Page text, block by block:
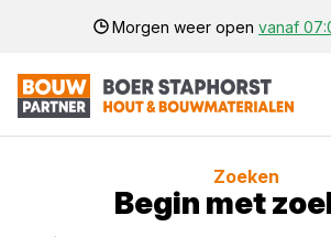
Morgen weer open vanaf
Zoeken
Begin met